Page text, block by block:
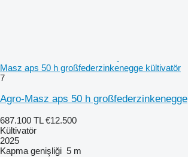
Masz aps 50 h großfederzinkenegge kültivatör
7
Agro-Masz aps 50 h großfederzinkenegge
687.100 TL €12.500
Kültivatör
2025
Kapma genişliği 5 m